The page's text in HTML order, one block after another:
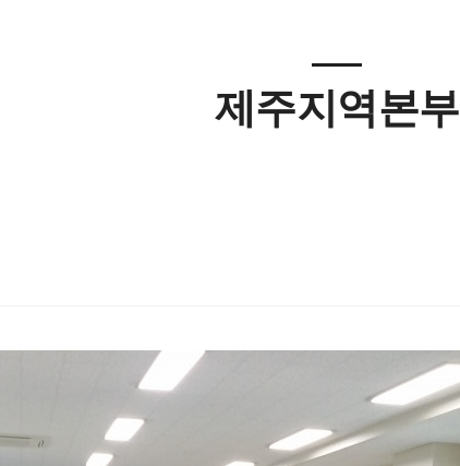
제주지역본부